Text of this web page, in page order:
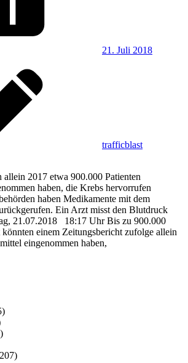
21. Juli 2018
trafficblast
2017 etwa 900.000 Patienten
haben, die Krebs hervorrufen
haben Medikamente mit dem
Ein Arzt misst den Blutdruck
21.07.2018 18:17 Uhr Bis zu 900.000
einem Zeitungsbericht zufolge allein
eingenommen haben,